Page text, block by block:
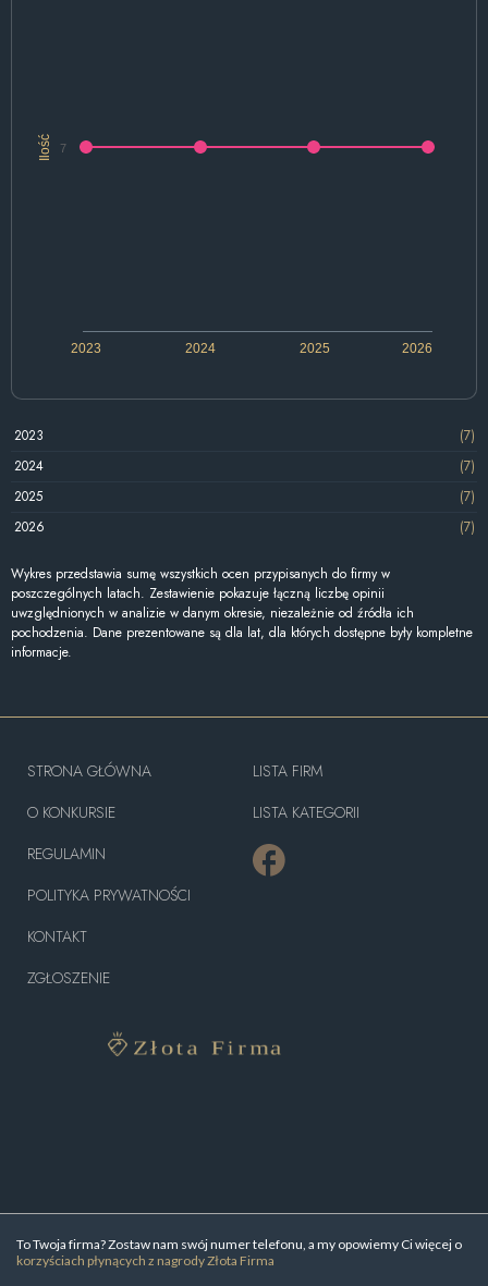
Ilość
2023 2024 2025 2026
7
2023
(7)
2024
(7)
2025
(7)
2026
(7)
Wykres przedstawia sumę wszystkich ocen przypisanych do firmy w
poszczególnych latach. Zestawienie pokazuje łączną liczbę opinii
uwzględnionych w analizie w danym okresie, niezależnie od źródła ich
pochodzenia. Dane prezentowane są dla lat, dla których dostępne były kompletne
informacje.
To Twoja firma? Zostaw nam swój numer telefonu, a my opowiemy Ci więcej o
korzyściach płynących z nagrody Złota Firma
STRONA GŁÓWNA
O KONKURSIE
REGULAMIN
POLITYKA PRYWATNOŚCI
KONTAKT
ZGŁOSZENIE
LISTA FIRM
LISTA KATEGORII